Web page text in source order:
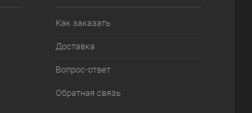
Как заказать
Доставка
Вопрос-ответ
Обратная связь